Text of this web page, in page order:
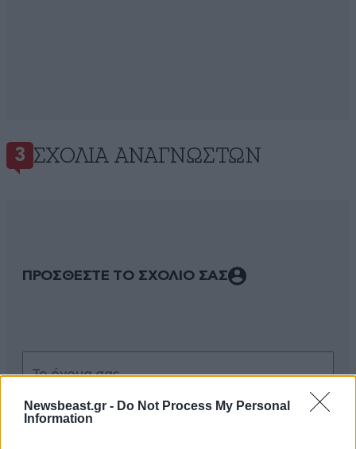
Newsbeast.gr - Do Not Process My Personal
Information
3 ΣΧΌΛΙΑ ΑΝΑΓΝΩΣΤΏΝ
ΠΡΟΣΘΕΣΤΕ ΤΟ ΣΧΟΛΙΟ ΣΑΣ